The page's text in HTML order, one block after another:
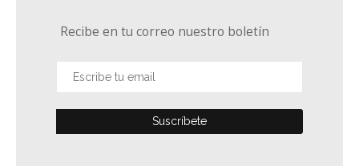
Recibe en tu correo nuestro boletín